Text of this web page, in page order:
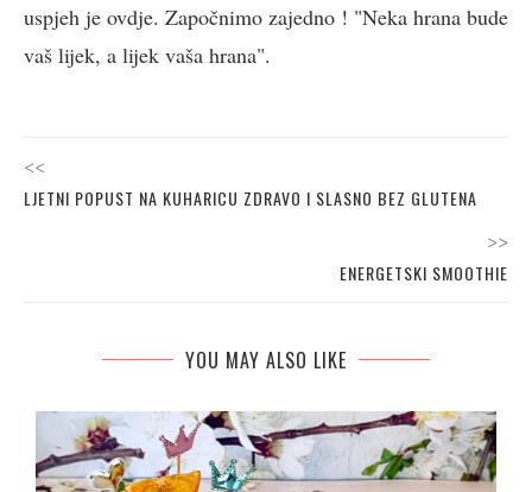
uspjeh je ovdje. Započnimo zajedno ! "Neka hrana bude
vaš lijek, a lijek vaša hrana".
<<
LJETNI POPUST NA KUHARICU ZDRAVO I SLASNO BEZ GLUTENA
>>
ENERGETSKI SMOOTHIE
YOU MAY ALSO LIKE